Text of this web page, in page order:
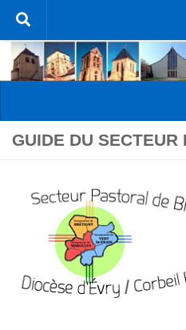
Skip to content
GUIDE DU SECTEUR